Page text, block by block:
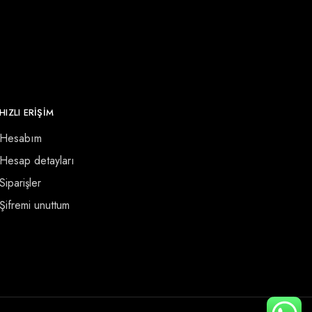
HIZLI ERİŞİM
Hesabım
Hesap detayları
Siparişler
Şifremi unuttum